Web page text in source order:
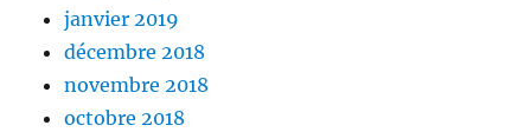
janvier 2019
décembre 2018
novembre 2018
octobre 2018